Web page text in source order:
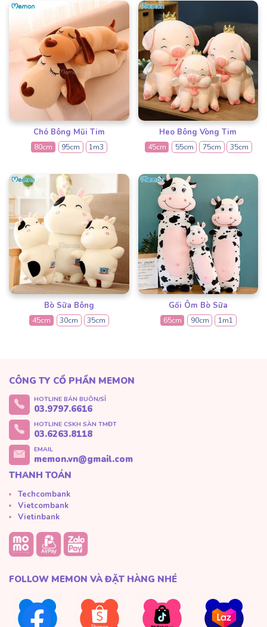
Chó Bông Mũi Tim
80cm 95cm 1m3
Heo Bông Vòng Tim
45cm 55cm 75cm 35cm
Bò Sữa Bông
45cm 30cm 35cm
Gối Ôm Bò Sữa
65cm 90cm 1m1
CÔNG TY CỔ PHẦN MEMON
HOTLINE BÁN BUÔN/SỈ
03.9797.6616
HOTLINE CSKH SÀN TMĐT
03.6263.8118
EMAIL
memon.vn@gmail.com
THANH TOÁN
Techcombank
Vietcombank
Vietinbank
FOLLOW MEMON VÀ ĐẶT HÀNG NHÉ